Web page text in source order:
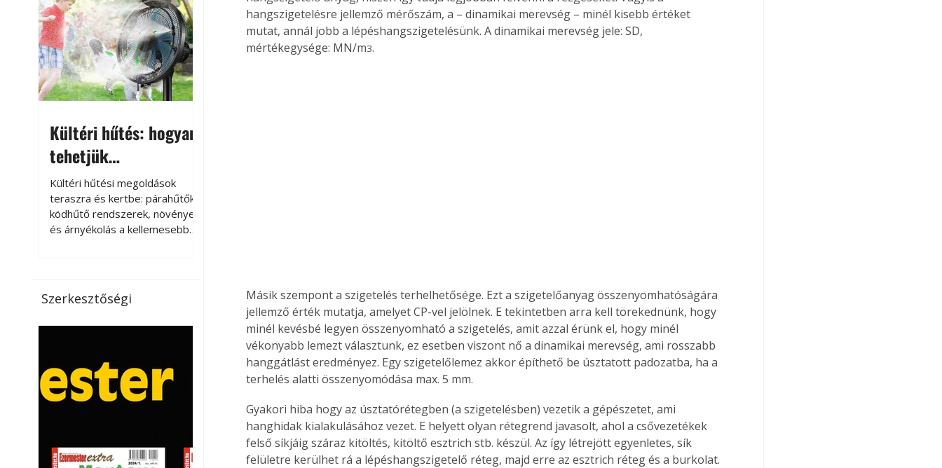
beszállást teszi kellemetlenné,
hanem az autó állapotára és a
benne hagyott tárgyakra is
káros hatással lehet. Néhány
egyszerű óvintézkedéssel
azonban jelentősen
csökkenthetjük a hőség káros
Kültéri hűtés: hogyan
tehetjük
kellemesebbé a
teraszt és a kertet?
Kültéri hűtési megoldások
teraszra és kertbe: párahűtők,
ködhűtő rendszerek, növények
és árnyékolás a kellemesebb
jelentőséget kapott, ahogy a
nyári hőhullámok gyakoribbá és
a megoldást a meleg ellen, ma
már egyre többen keresnek
olyan kültéri hűtési
vendégl
Szerkesztőségi
hangszigetelésre jellemző mérőszám, a – dinamikai merevség – minél kisebb értéket
mutat, annál jobb a lépéshangszigetelésünk. A dinamikai merevség jele: SD,
mértékegysége: MN/m3.
Másik szempont a szigetelés terhelhetősége. Ezt a szigetelőanyag összenyomhatóságára
jellemző érték mutatja, amelyet CP-vel jelölnek. E tekintetben arra kell törekednünk, hogy
minél kevésbé legyen összenyomható a szigetelés, amit azzal érünk el, hogy minél
vékonyabb lemezt választunk, ez esetben viszont nő a dinamikai merevség, ami rosszabb
hanggátlást eredményez. Egy szigetelőlemez akkor építhető be úsztatott padozatba, ha a
terhelés alatti összenyomódása max. 5 mm.
Gyakori hiba hogy az úsztatórétegben (a szigetelésben) vezetik a gépészetet, ami
hanghidak kialakulásához vezet. E helyett olyan rétegrend javasolt, ahol a csővezetékek
felső síkjáig száraz kitöltés, kitöltő esztrich stb. készül. Az így létrejött egyenletes, sík
felületre kerülhet rá a lépéshangszigetelő réteg, majd erre az esztrich réteg és a burkolat.